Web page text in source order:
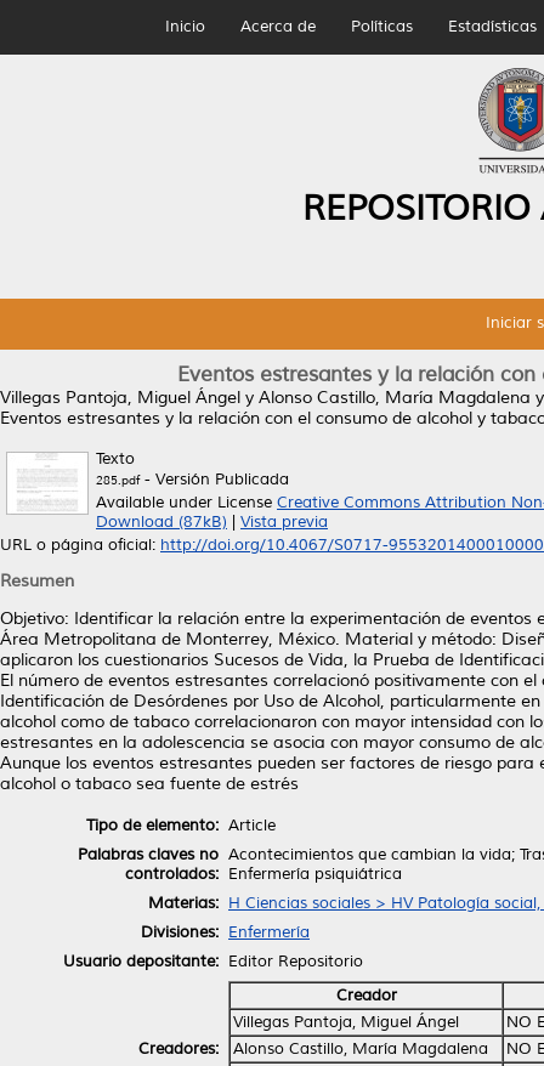
Inicio Acerca de Políticas Estadísticas
Iniciar
Eventos estresantes y la relación
Villegas Pantoja, Miguel Ángel y Alonso Castillo, María Magdalena
Eventos estresantes y la relación con el consumo de alcohol y
Texto
285.pdf- Versión Publicada
Available under License Creative Commons Attribution
Download (87kB)
Vista previa
URL o página oficial: http://doi.org/10.4067/S0717-
Resumen
Objetivo: Identificar la relación entre la experimentación de
Área Metropolitana de Monterrey, México. Material y método:
aplicaron los cuestionarios Sucesos de Vida, la Prueba de
El número de eventos estresantes correlacionó positivamente con
Identificación de Desórdenes por Uso de Alcohol, particularmente
alcohol como de tabaco correlacionaron con mayor intensidad con
estresantes en la adolescencia se asocia con mayor consumo de
Aunque los eventos estresantes pueden ser factores de riesgo
alcohol o tabaco sea fuente de estrés
Tipo de elemento: Article
Palabras claves no
controlados:
Acontecimientos que cambian la vida;
Enfermería psiquiátrica
Materias: H Ciencias sociales > HV Patología
Divisiones: Enfermería
Usuario depositante: Editor Repositorio
Creadores:
Creador
Villegas Pantoja, Miguel Ángel
NO
Alonso Castillo, María Magdalena
NO